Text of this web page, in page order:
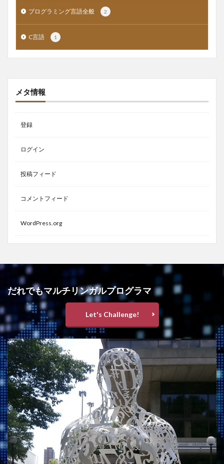
プログラミング言語全般 2
C言語 1
メタ情報
登録
ログイン
投稿フィード
コメントフィード
WordPress.org
だれでもマルチリンガルプログラマ
Let's Challenge!